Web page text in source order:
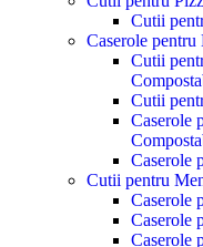
Cutii
Caserole
Cutii
Cutii
Caserole
Caserole
Cutii pentru
Caserole
Caserole
Caserole